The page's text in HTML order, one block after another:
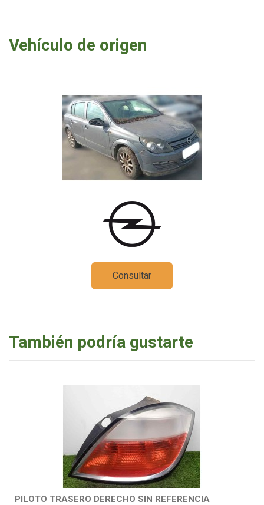
Vehículo de origen
Consultar
También podría gustarte
PILOTO TRASERO DERECHO SIN REFERENCIA